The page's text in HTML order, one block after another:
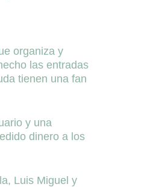
organiza y
las entradas
tienen una fan
y una
dinero a los
Luis Miguel y